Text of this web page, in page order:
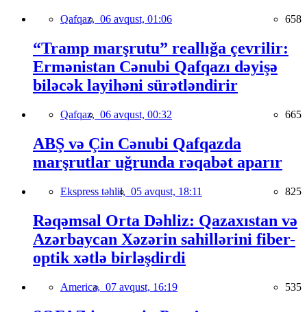
Qafqaz, 06 avqust, 01:06 658
“Tramp marşrutu” reallığa çevrilir:
Ermənistan Cənubi Qafqazı dəyişə
biləcək layihəni sürətləndirir
Qafqaz, 06 avqust, 00:32 665
ABŞ və Çin Cənubi Qafqazda
marşrutlar uğrunda rəqabət aparır
Ekspress təhlil, 05 avqust, 18:11 825
Rəqəmsal Orta Dəhliz: Qazaxıstan və
Azərbaycan Xəzərin sahillərini fiber-
optik xətlə birləşdirdi
America, 07 avqust, 16:19 535